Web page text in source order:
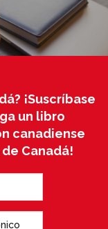
¡Suscríbase
un libro
canadiense
Canadá!